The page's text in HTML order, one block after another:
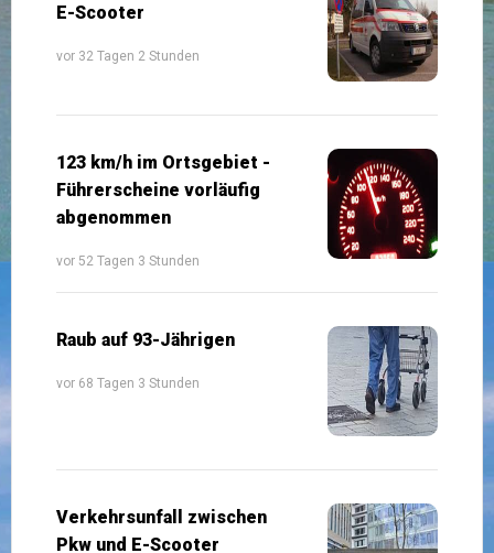
E-Scooter
vor 32 Tagen 2 Stunden
123 km/h im Ortsgebiet -
Führerscheine vorläufig
abgenommen
vor 52 Tagen 3 Stunden
Raub auf 93-Jährigen
vor 68 Tagen 3 Stunden
Verkehrsunfall zwischen
Pkw und E-Scooter